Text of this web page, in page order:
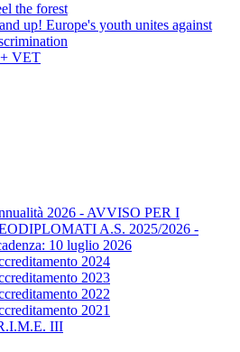
the forest
up! Europe's youth unites against
VET
2026 - AVVISO PER I
A.S. 2025/2026 -
10 luglio 2026
2024
2023
2022
2021
III